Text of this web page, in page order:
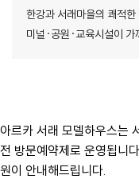
한강과 서래마을의 쾌적
미널·공원·교육시설이 가
아르카 서래 모델하우스는
전 방문예약제로 운영됩니
원이 안내해드립니다.